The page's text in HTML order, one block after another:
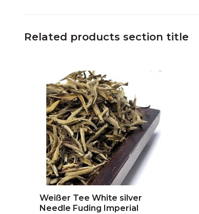
Related products section title
Weißer Tee White silver
Needle Fuding Imperial